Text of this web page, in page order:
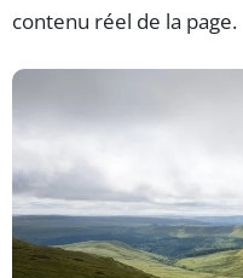
contenu réel de la page.